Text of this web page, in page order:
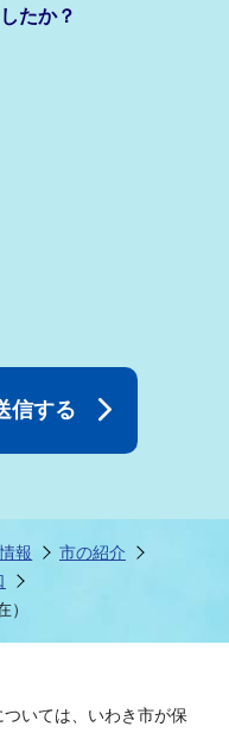
たか？
報
市の紹介
）
いては、いわき市が保